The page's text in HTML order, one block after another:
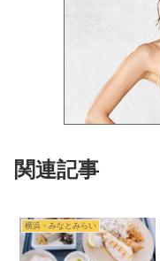
関連記事
横浜・みなとみらい